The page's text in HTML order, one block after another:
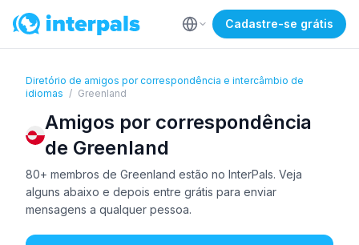
Cadastre-se grátis
Diretório de amigos por correspondência e intercâmbio de
idiomas / Greenland
Amigos por correspondência
de Greenland
80+ membros de Greenland estão no InterPals. Veja
alguns abaixo e depois entre grátis para enviar
mensagens a qualquer pessoa.